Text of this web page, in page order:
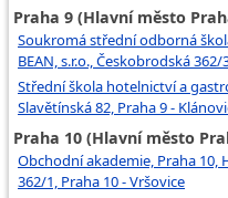
Praha 9 (Hlavní město
Soukromá střední odborná
BEAN, s.r.o., Českobrodská
Střední škola hotelnictví a
Slavětínská 82, Praha 9 -
Praha 10 (Hlavní město
Obchodní akademie, Praha
362/1, Praha 10 - Vršovice